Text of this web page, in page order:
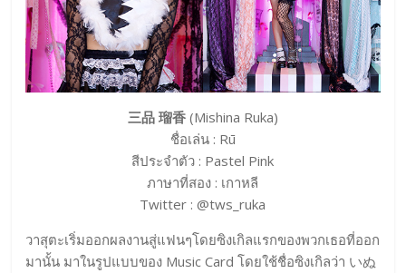
三品 瑠香 (Mishina Ruka)
ชื่อเล่น : Rū
สีประจำตัว : Pastel Pink
ภาษาที่สอง : เกาหลี
Twitter : @tws_ruka
วาสุตะเริ่มออกผลงานสู่แฟนๆโดยซิงเกิลแรกของพวกเธอที่ออก
มานั้น มาในรูปแบบของ Music Card โดยใช้ชื่อซิงเกิลว่า いぬ